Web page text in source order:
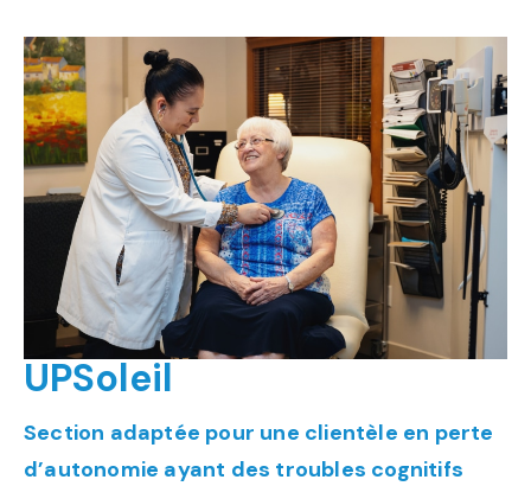
UPSoleil
Section adaptée pour une clientèle en perte
d’autonomie ayant des troubles cognitifs